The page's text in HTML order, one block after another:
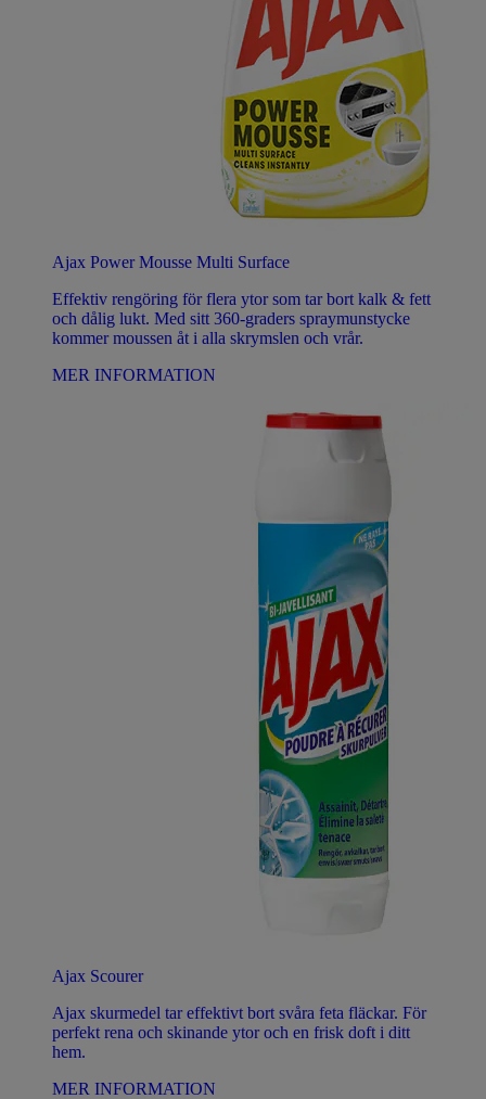
Ajax Power Mousse Multi Surface
Effektiv rengöring för flera ytor som tar bort kalk & fett
och dålig lukt. Med sitt 360-graders spraymunstycke
kommer moussen åt i alla skrymslen och vrår.
MER INFORMATION
Ajax Scourer
Ajax skurmedel tar effektivt bort svåra feta fläckar. För
perfekt rena och skinande ytor och en frisk doft i ditt
hem.
MER INFORMATION